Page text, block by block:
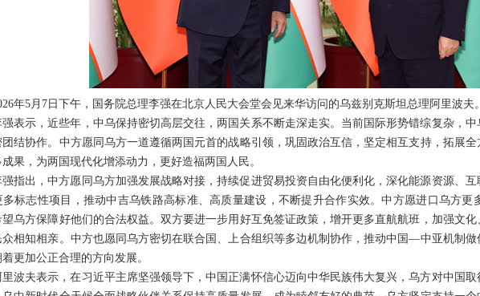
年5月7日下午，国务院总理李强在北京人民大会堂会见来华访问的乌兹别克斯坦总理阿里波夫。
强表示，近些年，中乌保持密切高层交往，两国关系不断走深走实。当前国际形势错综复杂，
团结协作。中方愿同乌方一道遵循两国元首的战略引领，巩固政治互信，坚定相互支持，拓展
果，为两国现代化增添动力，更好造福两国人民。
强指出，中方愿同乌方加强发展战略对接，持续促进贸易投资自由化便利化，深化能源资源、
多标志性项目，推动中吉乌铁路高标准、高质量建设，不断提升合作实效。中方愿进口乌方
望乌方保障好他们的合法权益。双方要进一步用好互免签证政策，增开更多直航航班，加强文
众相知相亲。中方也愿同乌方密切在联合国、上合组织等多边机制协作，推动中国—中亚机制
更加公正合理的方向发展。
里波夫表示，在习近平主席坚强领导下，中国正满怀信心迈向中华民族伟大复兴，乌方对中国